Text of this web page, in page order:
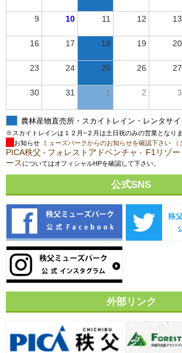
9 10 11 12 13
16 17 18 19 20
23 24 25 26 27
30 31 1 2 3
農林産物直売所・スカイトレイン・レンタサイ
※スカイトレインは１２月~２月は土日祝のみの営業となりま
お知らせ ミューズパークからのお知らせを確認下さい （
PICA秩父 ・ フォレストアドベンチャ ・ F1リゾー
ース についてはオフィシャルHPを確認して下さい。
公式SNS
外部リンク